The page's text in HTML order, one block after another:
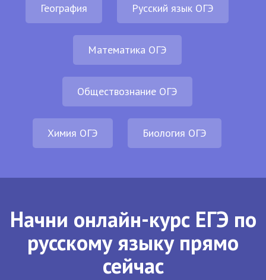
География Русский язык ОГЭ
Математика ОГЭ
Обществознание ОГЭ
Химия ОГЭ Биология ОГЭ
Начни онлайн-курс ЕГЭ по
русскому языку прямо
сейчас